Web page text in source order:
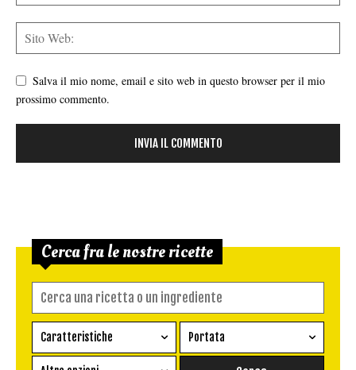
Salva il mio nome, email e sito web in questo browser per il mio
prossimo commento.
Cerca fra le nostre ricette
Caratteristiche
Ricetta vegetariana
Portata